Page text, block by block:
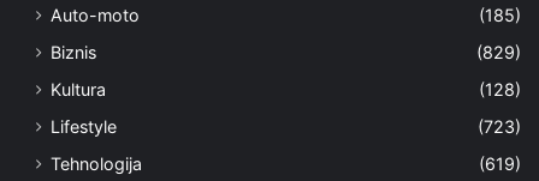
Auto-moto
(185)
Biznis
(829)
Kultura
(128)
Lifestyle
(723)
Tehnologija
(619)